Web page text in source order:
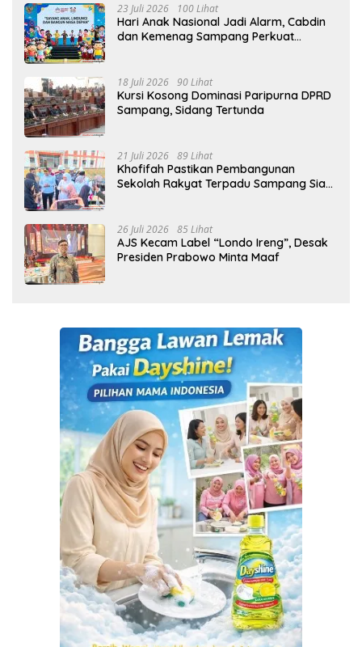
23 Juli 2026 100 Lihat
Hari Anak Nasional Jadi Alarm, Cabdin
dan Kemenag Sampang Perkuat
18 Juli 2026 90 Lihat
Kursi Kosong Dominasi Paripurna DPRD
Sampang, Sidang Tertunda
21 Juli 2026 89 Lihat
Khofifah Pastikan Pembangunan
Sekolah Rakyat Terpadu Sampang Siap
26 Juli 2026 85 Lihat
AJS Kecam Label “Londo Ireng”, Desak
Presiden Prabowo Minta Maaf